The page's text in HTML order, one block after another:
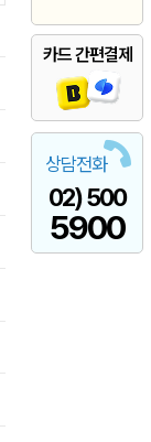
카드 간편결제
상담전화
02) 500
5900